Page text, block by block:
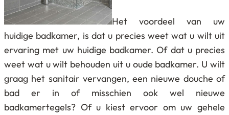
Het voordeel van uw
huidige badkamer, is dat u precies weet wat u wilt uit
ervaring met uw huidige badkamer. Of dat u precies
weet wat u wilt behouden uit u oude badkamer. U wilt
graag het sanitair vervangen, een nieuwe douche of
bad er in of misschien ook wel nieuwe
badkamertegels? Of u kiest ervoor om uw gehele